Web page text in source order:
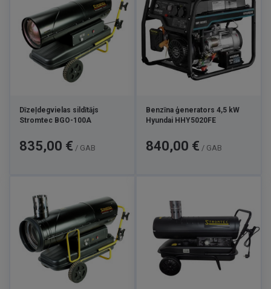
Dīzeļdegvielas sildītājs
Stromtec BGO-100A
Cena
835,00 € / GAB
Benzīna ģenerators 4,5 kW
Hyundai HHY5020FE
Cena
840,00 € / GAB